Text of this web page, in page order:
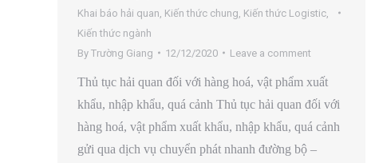
Khai báo hải quan Kiến thức chung Kiến thức Logistic
Kiến thức ngành
By Trường Giang 12/12/2020 Leave a comment
Thủ tục hải quan đối với hàng hoá, vật phẩm xuất
khẩu, nhập khẩu, quá cảnh Thủ tục hải quan đối với
hàng hoá, vật phẩm xuất khẩu, nhập khẩu, quá cảnh
gửi qua dịch vụ chuyển phát nhanh đường bộ –